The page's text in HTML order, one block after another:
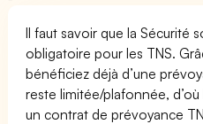
Il faut savoir que la Sécurité
obligatoire pour les TNS.
bénéficiez déjà d’une
reste limitée/plafonnée,
un contrat de prévoyance